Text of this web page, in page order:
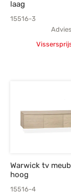
laag
15516-3
Warwick tv
hoog
15516-4